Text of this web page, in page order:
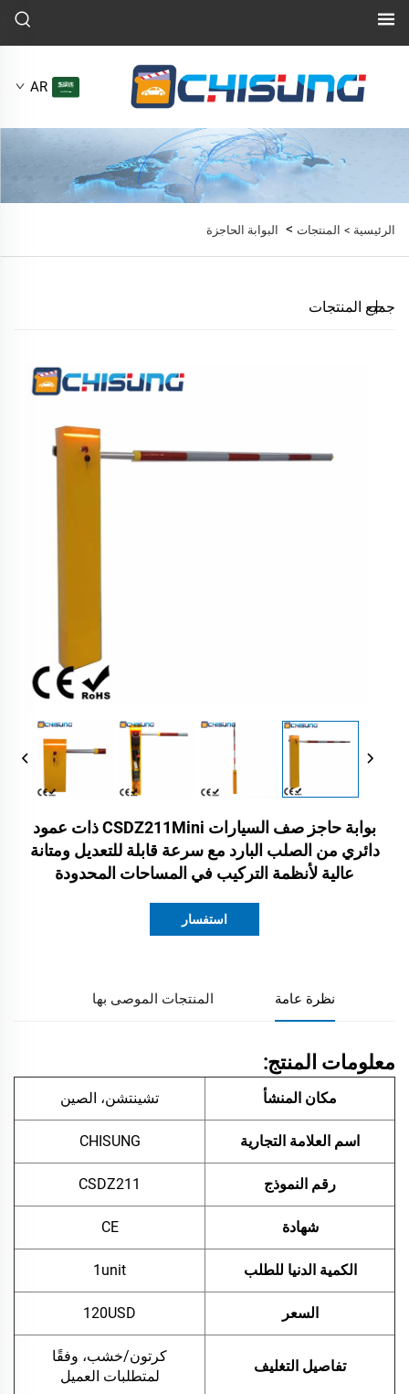
AR
الرئيسية > المنتجات > البوابة الحاجزة
جميع المنتجات
بوابة حاجز صف السيارات CSDZ211Mini ذات عمود
دائري من الصلب البارد مع سرعة قابلة للتعديل ومتانة
عالية لأنظمة التركيب في المساحات المحدودة
استفسار
نظرة عامة المنتجات الموصى بها
معلومات المنتج:
مكان المنشأ تشينتشن، الصين
اسم العلامة التجارية CHISUNG
رقم النموذج CSDZ211
شهادة CE
الكمية الدنيا للطلب 1unit
السعر 120USD
تفاصيل التغليف
كرتون/خشب، وفقًا
لمتطلبات العميل